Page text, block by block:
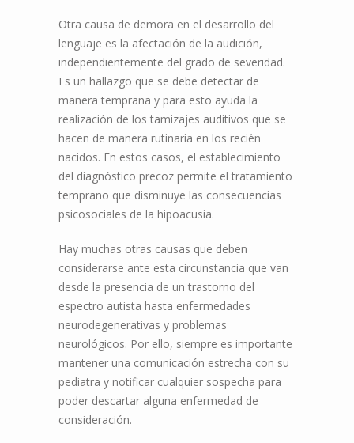
Otra causa de demora en el desarrollo del
lenguaje es la afectación de la audición,
independientemente del grado de severidad.
Es un hallazgo que se debe detectar de
manera temprana y para esto ayuda la
realización de los tamizajes auditivos que se
hacen de manera rutinaria en los recién
nacidos. En estos casos, el establecimiento
del diagnóstico precoz permite el tratamiento
temprano que disminuye las consecuencias
psicosociales de la hipoacusia.
Hay muchas otras causas que deben
considerarse ante esta circunstancia que van
desde la presencia de un trastorno del
espectro autista hasta enfermedades
neurodegenerativas y problemas
neurológicos. Por ello, siempre es importante
mantener una comunicación estrecha con su
pediatra y notificar cualquier sospecha para
poder descartar alguna enfermedad de
consideración.